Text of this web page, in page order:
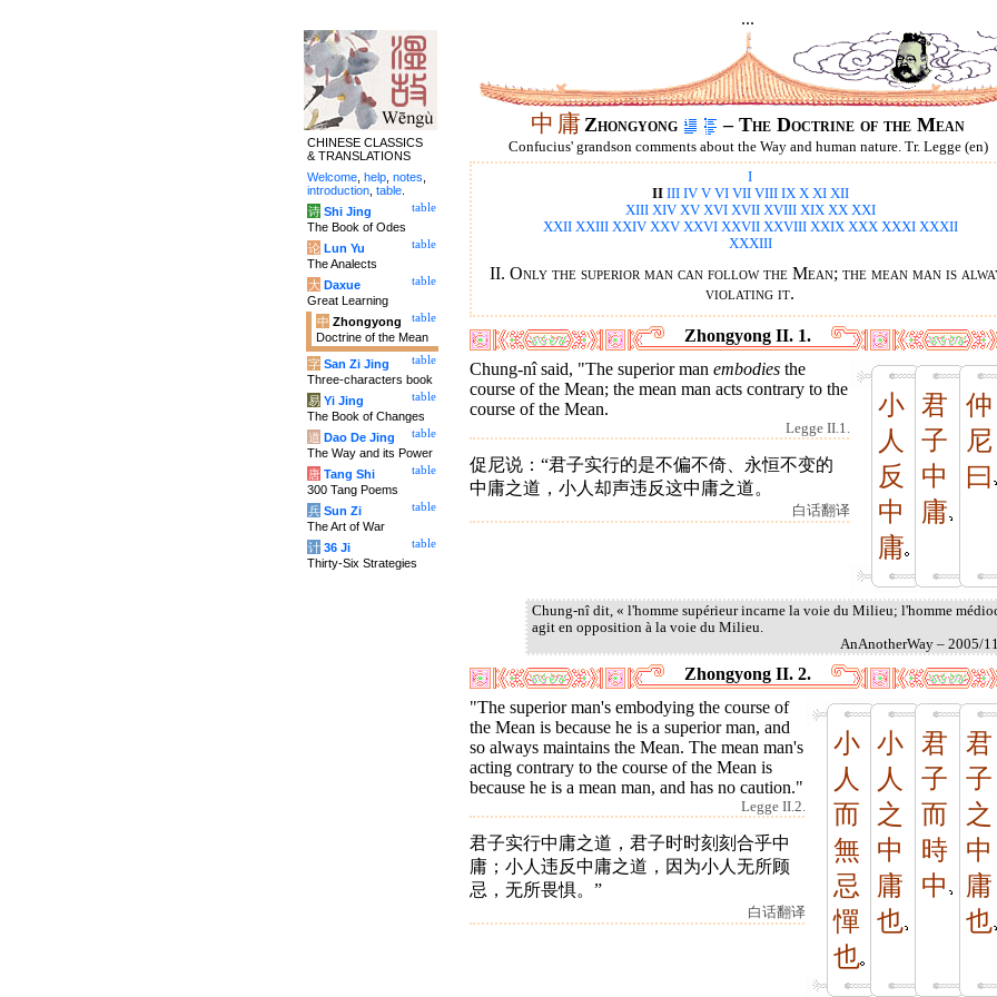
...
中 庸Zhongyong – The Doctrine of the Mean
Confucius' grandson comments about the Way and human nature. Tr. Legge (en)
I
II III IV V VI VII VIII IX X XI XII
XIII XIV XV XVI XVII XVIII XIX XX XXI
XXII XXIII XXIV XXV XXVI XXVII XXVIII XXIX XXX XXXI XXXII
XXXIII
II. Only the superior man can follow the Mean; the mean man is
violating it.
Zhongyong II. 1.
小
人
反
中
庸
君
子
中
庸
仲
尼
曰
Chung-nî said, "The superior man embodies the
course of the Mean; the mean man acts contrary to the
course of the Mean.
Legge II.1.
促尼说：“君子实行的是不偏不倚、永恒不变的
中庸之道，小人却声违反这中庸之道。
白话翻译
Chung-nî dit, « l'homme supérieur incarne la voie du Milieu; l'homme
agit en opposition à la voie du Milieu.
AnAnotherWay – 2005/
Zhongyong II. 2.
小
人
而
無
忌
憚
也
小
人
之
中
庸
也
君
子
而
時
中
君
子
之
中
庸
也
"The superior man's embodying the course of
the Mean is because he is a superior man, and
so always maintains the Mean. The mean man's
acting contrary to the course of the Mean is
because he is a mean man, and has no caution."
Legge II.2.
君子实行中庸之道，君子时时刻刻合乎中
庸；小人违反中庸之道，因为小人无所顾
忌，无所畏惧。”
白话翻译
CHINESE CLASSICS
& TRANSLATIONS
Welcome help notes
introduction table
table
诗 Shi Jing
The Book of Odes
table
论 Lun Yu
The Analects
table
大 Daxue
Great Learning
table
中 Zhongyong
Doctrine of the Mean
table
字 San Zi Jing
Three-characters book
table
易 Yi Jing
The Book of Changes
table
道 Dao De Jing
The Way and its Power
table
唐 Tang Shi
300 Tang Poems
table
兵 Sun Zi
The Art of War
table
计 36 Ji
Thirty-Six Strategies